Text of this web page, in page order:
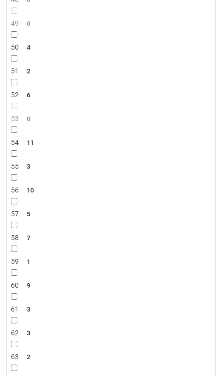
49 0
50 4
51 2
52 6
53 0
54 11
55 3
56 10
57 5
58 7
59 1
60 9
61 3
62 3
63 2